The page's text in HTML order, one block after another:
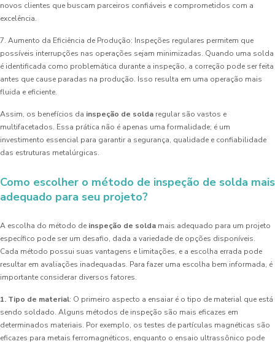
novos clientes que buscam parceiros confiáveis e comprometidos com a
excelência.
7. Aumento da Eficiência de Produção: Inspeções regulares permitem que
possíveis interrupções nas operações sejam minimizadas. Quando uma solda
é identificada como problemática durante a inspeção, a correção pode ser feita
antes que cause paradas na produção. Isso resulta em uma operação mais
fluida e eficiente.
Assim, os benefícios da inspeção de solda regular são vastos e
multifacetados. Essa prática não é apenas uma formalidade; é um
investimento essencial para garantir a segurança, qualidade e confiabilidade
das estruturas metalúrgicas.
Como escolher o método de inspeção de solda mais
adequado para seu projeto?
A escolha do método de inspeção de solda mais adequado para um projeto
específico pode ser um desafio, dada a variedade de opções disponíveis.
Cada método possui suas vantagens e limitações, e a escolha errada pode
resultar em avaliações inadequadas. Para fazer uma escolha bem informada, é
importante considerar diversos fatores.
1. Tipo de material: O primeiro aspecto a ensaiar é o tipo de material que está
sendo soldado. Alguns métodos de inspeção são mais eficazes em
determinados materiais. Por exemplo, os testes de partículas magnéticas são
eficazes para metais ferromagnéticos, enquanto o ensaio ultrassônico pode